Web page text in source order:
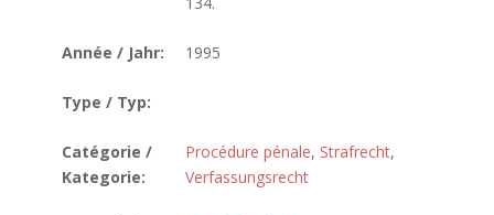
Année / Jahr: 1995
Type / Typ:
Catégorie /
Kategorie:
Procédure pénale, Strafrecht,
Verfassungsrecht